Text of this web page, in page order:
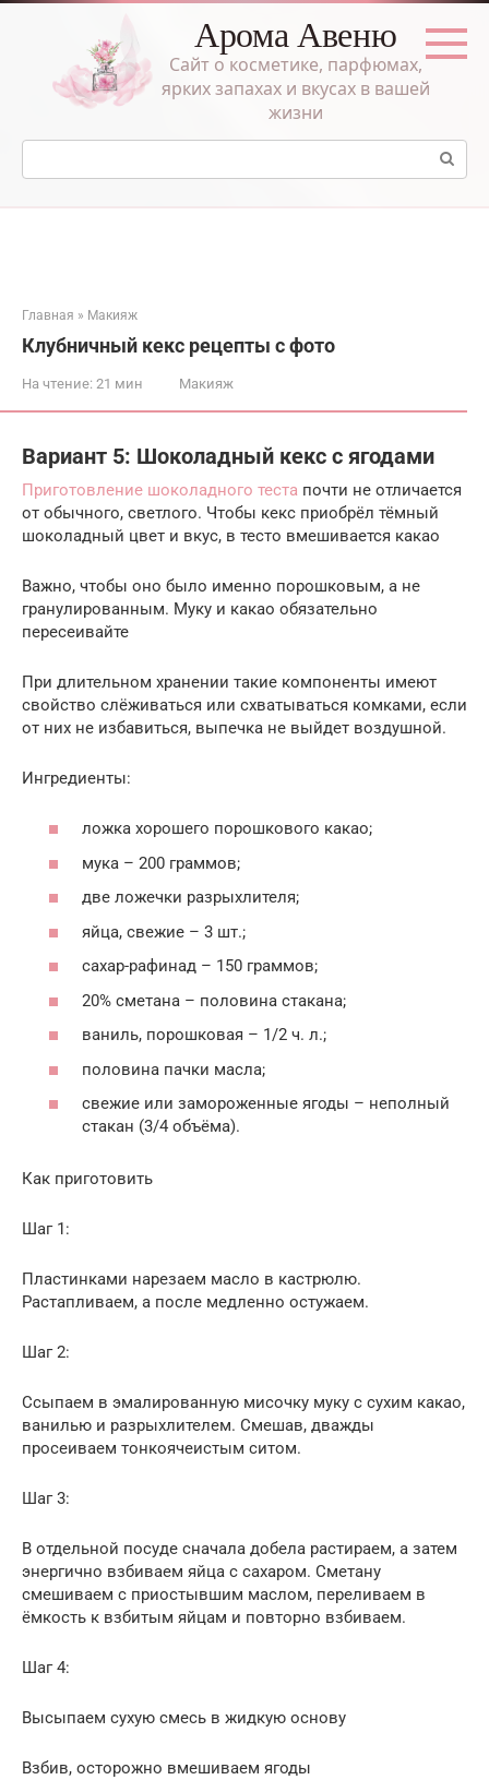
Перейти
Арома Авеню
Сайт о косметике, парфюмах,
ярких запахах и вкусах в вашей
жизни
Поиск:
Главная » Макияж
Клубничный кекс рецепты с фото
На чтение: 21 мин Макияж
Вариант 5: Шоколадный кекс с ягодами
Приготовление шоколадного теста почти не отличается
от обычного, светлого. Чтобы кекс приобрёл тёмный
шоколадный цвет и вкус, в тесто вмешивается какао
Важно, чтобы оно было именно порошковым, а не
гранулированным. Муку и какао обязательно
пересеивайте
При длительном хранении такие компоненты имеют
свойство слёживаться или схватываться комками, если
от них не избавиться, выпечка не выйдет воздушной.
Ингредиенты:
ложка хорошего порошкового какао;
мука – 200 граммов;
две ложечки разрыхлителя;
яйца, свежие – 3 шт.;
сахар-рафинад – 150 граммов;
20% сметана – половина стакана;
ваниль, порошковая – 1/2 ч. л.;
половина пачки масла;
свежие или замороженные ягоды – неполный
стакан (3/4 объёма).
Как приготовить
Шаг 1:
Пластинками нарезаем масло в кастрюлю.
Растапливаем, а после медленно остужаем.
Шаг 2:
Ссыпаем в эмалированную мисочку муку с сухим какао,
ванилью и разрыхлителем. Смешав, дважды
просеиваем тонкоячеистым ситом.
Шаг 3:
В отдельной посуде сначала добела растираем, а затем
энергично взбиваем яйца с сахаром. Сметану
смешиваем с приостывшим маслом, переливаем в
ёмкость к взбитым яйцам и повторно взбиваем.
Шаг 4:
Высыпаем сухую смесь в жидкую основу
Взбив, осторожно вмешиваем ягоды